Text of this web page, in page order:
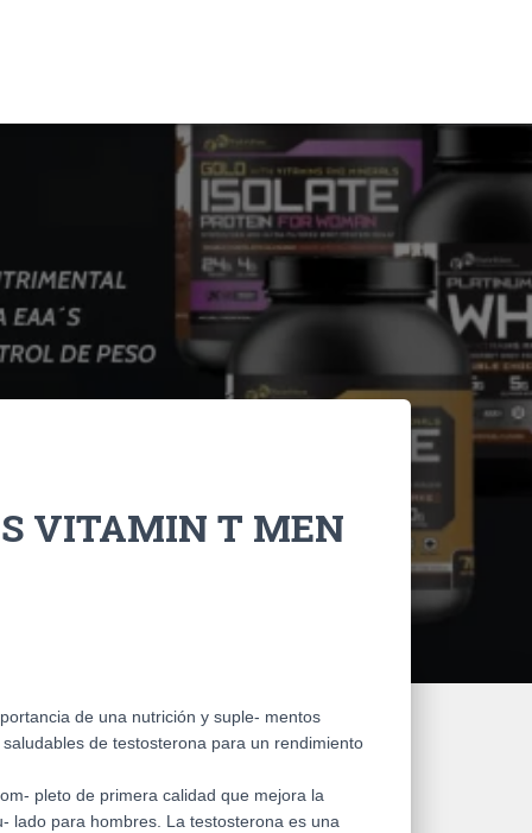
VITAMIN T MEN
de una nutrición y suple- mentos
de testosterona para un rendimiento
pleto de primera calidad que mejora la
lado para hombres. La testosterona es una